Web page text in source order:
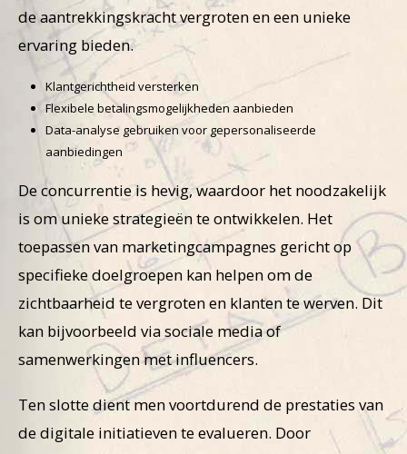
de aantrekkingskracht vergroten en een unieke
ervaring bieden.
Klantgerichtheid versterken
Flexibele betalingsmogelijkheden aanbieden
Data-analyse gebruiken voor gepersonaliseerde
aanbiedingen
De concurrentie is hevig, waardoor het noodzakelijk
is om unieke strategieën te ontwikkelen. Het
toepassen van marketingcampagnes gericht op
specifieke doelgroepen kan helpen om de
zichtbaarheid te vergroten en klanten te werven. Dit
kan bijvoorbeeld via sociale media of
samenwerkingen met influencers.
Ten slotte dient men voortdurend de prestaties van
de digitale initiatieven te evalueren. Door